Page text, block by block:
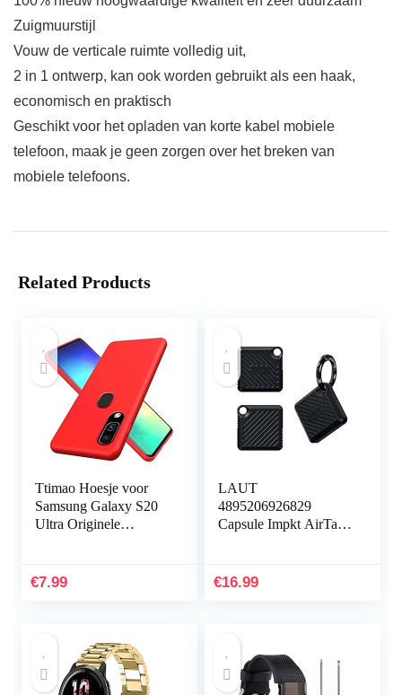
Zuigmuurstijl
Vouw de verticale ruimte volledig uit,
2 in 1 ontwerp, kan ook worden gebruikt als een haak,
economisch en praktisch
Geschikt voor het opladen van korte kabel mobiele
telefoon, maak je geen zorgen over het breken van
mobiele telefoons.
Related Products
Ttimao Hoesje voor
Samsung Galaxy S20
Ultra Originele
Protector Shock
€7.99
LAUT
4895206926829
Capsule Impkt AirTags
€16.99